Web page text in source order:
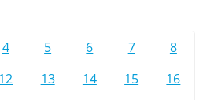
4 5 6 7
8
12 13 14 15
16